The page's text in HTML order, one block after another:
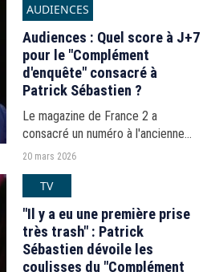
du groupe public, avec laquelle il
AUDIENCES
Audiences : Quel score à J+7
pour le "Complément
d'enquête" consacré à
Patrick Sébastien ?
Le magazine de France 2 a
consacré un numéro à l'ancienne
star de la télévision, qui aurait
En linéaire, l'émission de Tristan
20 mars 2026
TV
"Il y a eu une première prise
très trash" : Patrick
Sébastien dévoile les
coulisses du "Complément